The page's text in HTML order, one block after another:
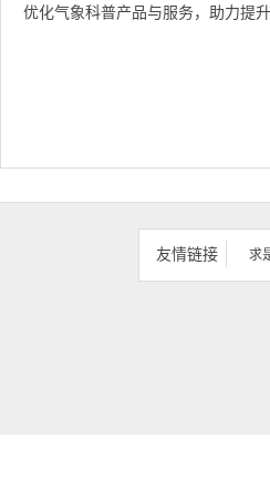
优化气象科普产品与服务，助力提
友情链接 求